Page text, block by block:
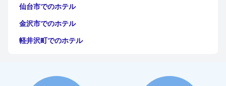
仙台市でのホテル
金沢市でのホテル
軽井沢町でのホテル
神戸市でのホテル